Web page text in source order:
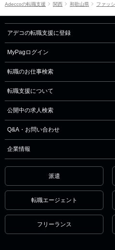
Adeccoの転職支援 関西 和歌山県 ファッ
アデコの転職支援に登録
MyPagログイン
転職のお仕事検索
転職支援について
公開中の求人検索
Q&A・お問い合わせ
企業情報
派遣
転職エージェント
フリーランス